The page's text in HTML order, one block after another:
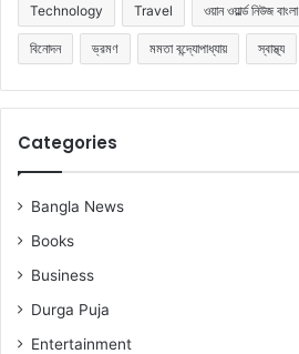
Technology Travel ওয়ান ওয়ার্ল্ড নিউজ বাংলা
বিনোদন ভ্রমণ মমতা বন্দ্যোপাধ্যায় স্বাস্থ্য
Categories
Bangla News
Books
Business
Durga Puja
Entertainment